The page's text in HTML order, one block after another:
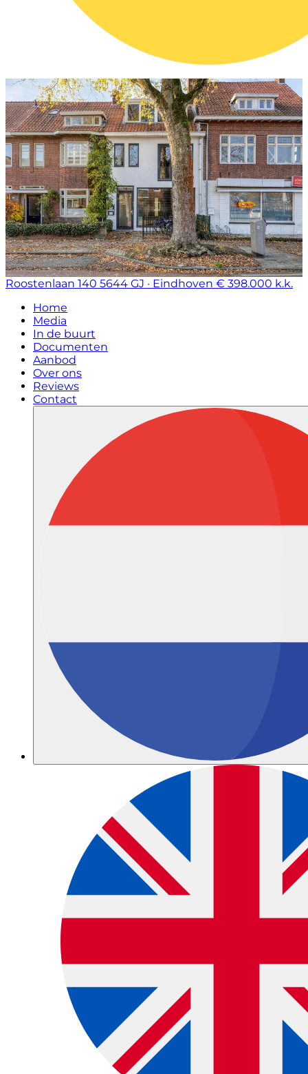
Roostenlaan 140 5644 GJ · Eindhoven € 398.000 k.k.
Home
Media
In de buurt
Documenten
Aanbod
Over ons
Reviews
Contact